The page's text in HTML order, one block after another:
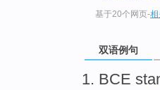
基于20个网页-
双语例句
BCE